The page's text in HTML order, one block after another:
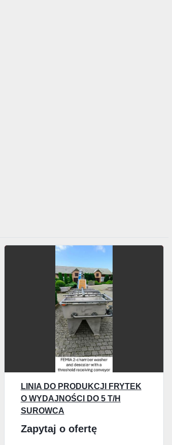
LINIA DO PRODUKCJI FRYTEK
O WYDAJNOŚCI DO 5 T/H
SUROWCA
Zapytaj o ofertę